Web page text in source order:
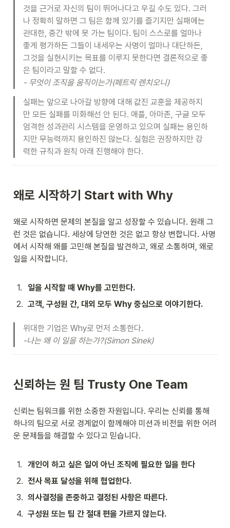
것을 근거로 자신의 팀이 뛰어나다고 우길 수도 있다. 그러
나 정확히 말하면 그 팀은 함께 있기를 즐기지만 실패에는
관대한, 중간 밖에 못 가는 팀이다. 팀이 스스로를 얼마나
좋게 평가하든 그들이 내세우는 사명이 얼마나 대단하든,
그것을 실현시키는 목표를 이루지 못한다면 결론적으로 좋
- 무엇이 조직을 움직이는가(페트릭 렌치오니)
실패는 앞으로 나아갈 방향에 대해 값진 교훈을 제공하지
만 모든 실패를 미화해선 안 된다. 애플, 아마존, 구글 모두
엄격한 성과관리 시스템을 운영하고 있으며 실패는 용인하
지만 무능력까지 용인하진 않는다. 실험은 권장하지만 강
력한 규칙과 원칙 아래 진행해야 한다.
왜로 시작하기 Start with Why
왜로 시작하면 문제의 본질을 알고 성장할 수 있습니다. 원래 그
런 것은 없습니다. 세상에 당연한 것은 없고 항상 변합니다. 사명
에서 시작해 왜를 고민해 본질을 발견하고, 왜로 소통하며, 왜로
일을 시작합니다.
1.
일을 시작할 때 Why를 고민한다.
2. 고객, 구성원 간, 대외 모두 Why 중심으로 이야기한다.
-나는 왜 이 일을 하는가?(Simon Sinek)
신뢰하는 원 팀 Trusty One Team
신뢰는 팀워크를 위한 소중한 자원입니다. 우리는 신뢰를 통해
하나의 팀으로 서로 경계없이 함께해야 미션과 비전을 위한 어려
운 문제들을 해결할 수 있다고 믿습니다.
1.
개인이 하고 싶은 일이 아닌 조직에 필요한 일을 한다
2. 전사 목표 달성을 위해 협업한다.
3. 의사결정을 존중하고 결정된 사항은 따른다.
4. 구성원 또는 팀 간 절대 편을 가르지 않는다.